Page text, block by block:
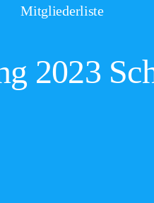
Mitgliederliste
2023